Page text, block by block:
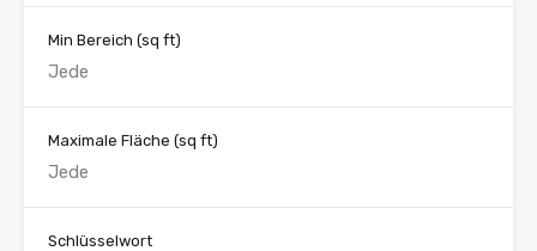
Min Bereich (sq ft)
Maximale Fläche (sq ft)
Schlüsselwort